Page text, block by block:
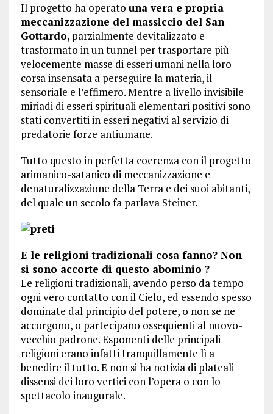
Il progetto ha operato una vera e propria
meccanizzazione del massiccio del San
Gottardo, parzialmente devitalizzato e
trasformato in un tunnel per trasportare più
velocemente masse di esseri umani nella loro
corsa insensata a perseguire la materia, il
sensoriale e l’effimero. Mentre a livello invisibile
miriadi di esseri spirituali elementari positivi sono
stati convertiti in esseri negativi al servizio di
predatorie forze antiumane.
Tutto questo in perfetta coerenza con il progetto
arimanico-satanico di meccanizzazione e
denaturalizzazione della Terra e dei suoi abitanti,
del quale un secolo fa parlava Steiner.
E le religioni tradizionali cosa fanno? Non
si sono accorte di questo abominio ?
Le religioni tradizionali, avendo perso da tempo
ogni vero contatto con il Cielo, ed essendo spesso
dominate dal principio del potere, o non se ne
accorgono, o partecipano ossequienti al nuovo-
vecchio padrone. Esponenti delle principali
religioni erano infatti tranquillamente lì a
benedire il tutto. E non si ha notizia di plateali
dissensi dei loro vertici con l’opera o con lo
spettacolo inaugurale.